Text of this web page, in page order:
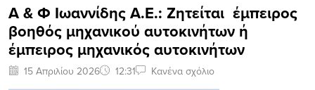
Α & Φ Ιωαννίδης Α.Ε.: Ζητείται έμπειρος
βοηθός μηχανικού αυτοκινήτων ή
έμπειρος μηχανικός αυτοκινήτων
15 Απριλίου 2026 12:31 Κανένα σχόλιο